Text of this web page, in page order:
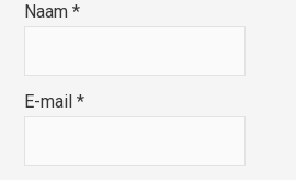
Naam*
E-mail*